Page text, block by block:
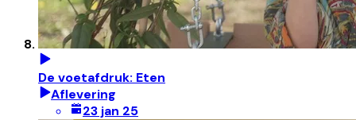
De voetafdruk: Eten
Aflevering
23 jan 25